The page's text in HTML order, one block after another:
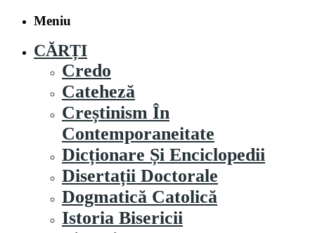
Meniu
CĂRȚI
Credo
Cateheză
Creștinism În
Contemporaneitate
Dicționare Și Enciclopedii
Disertații Doctorale
Dogmatică Catolică
Istoria Bisericii